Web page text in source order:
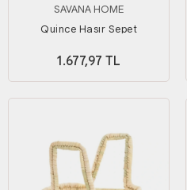
SAVANA HOME
Quince Hasır Sepet
1.677,97 TL